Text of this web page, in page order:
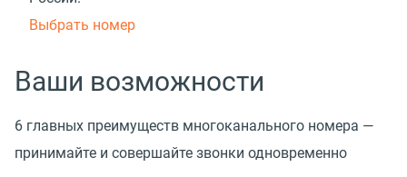
Выбрать номер
Ваши возможности
6 главных преимуществ многоканального номера —
принимайте и совершайте звонки одновременно